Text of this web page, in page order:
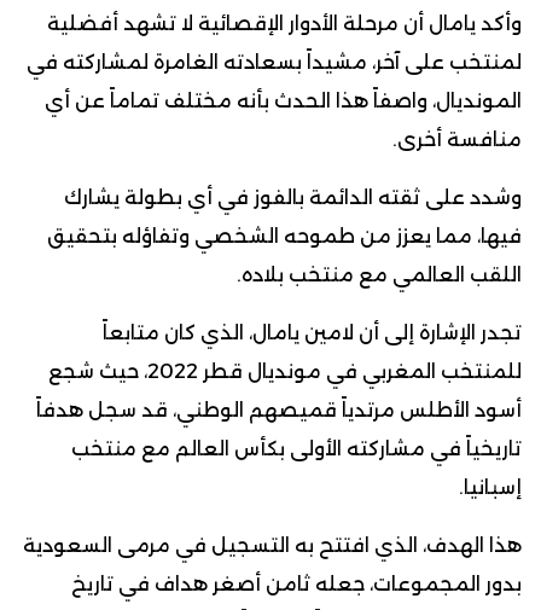
وأكد يامال أن مرحلة الأدوار الإقصائية لا تشهد أفضلية
لمنتخب على آخر، مشيداً بسعادته الغامرة لمشاركته في
المونديال، واصفاً هذا الحدث بأنه مختلف تماماً عن أي
منافسة أخرى.
وشدد على ثقته الدائمة بالفوز في أي بطولة يشارك
فيها، مما يعزز من طموحه الشخصي وتفاؤله بتحقيق
اللقب العالمي مع منتخب بلاده.
تجدر الإشارة إلى أن لامين يامال، الذي كان متابعاً
للمنتخب المغربي في مونديال قطر 2022، حيث شجع
أسود الأطلس مرتدياً قميصهم الوطني، قد سجل هدفاً
تاريخياً في مشاركته الأولى بكأس العالم مع منتخب
إسبانيا.
هذا الهدف، الذي افتتح به التسجيل في مرمى السعودية
بدور المجموعات، جعله ثامن أصغر هداف في تاريخ